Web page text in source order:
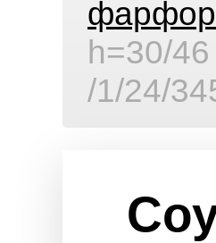
фарфор
h=30/
/1/24/